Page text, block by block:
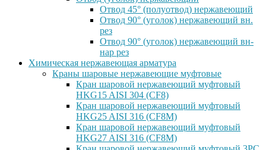
Отвод 45° (полуотвод) нержавеющий
Отвод 90° (уголок) нержавеющий вн.
рез
Отвод 90° (уголок) нержавеющий вн-
нар рез
Химическая нержавеющая арматура
Краны шаровые нержавеющие муфтовые
Кран шаровой нержавеющий муфтовый
HKG15 AISI 304 (CF8)
Кран шаровой нержавеющий муфтовый
HKG25 AISI 316 (CF8M)
Кран шаровой нержавеющий муфтовый
HKG27 AISI 316 (CF8M)